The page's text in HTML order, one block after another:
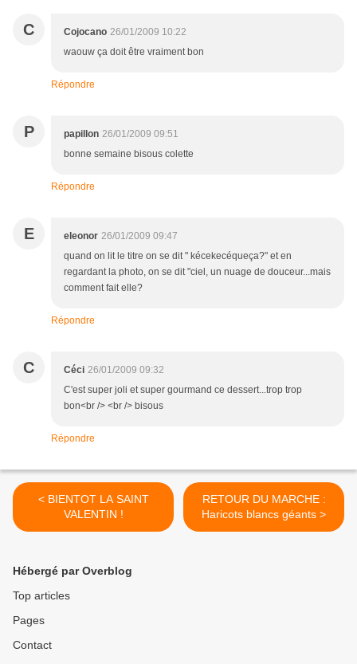
C Cojocano 26/01/2009 10:22
waouw ça doit être vraiment bon
Répondre
P papillon 26/01/2009 09:51
bonne semaine bisous colette
Répondre
E eleonor 26/01/2009 09:47
quand on lit le titre on se dit " kécekecéqueça?" et en
regardant la photo, on se dit "ciel, un nuage de douceur...mais
comment fait elle?
Répondre
C Céci 26/01/2009 09:32
C'est super joli et super gourmand ce dessert...trop trop
bon<br /> <br /> bisous
Répondre
< BIENTOT LA SAINT
VALENTIN !
RETOUR DU MARCHE :
Haricots blancs géants >
Hébergé par Overblog
Top articles
Pages
Contact